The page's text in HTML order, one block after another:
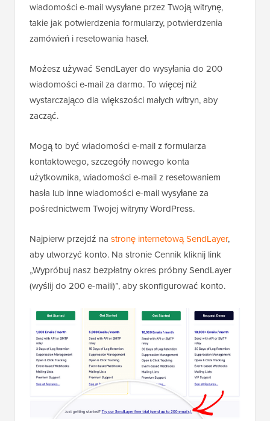
wiadomości e-mail wysyłane przez Twoją witrynę,
takie jak potwierdzenia formularzy, potwierdzenia
zamówień i resetowania haseł.
Możesz używać SendLayer do wysyłania do 200
wiadomości e-mail za darmo. To więcej niż
wystarczająco dla większości małych witryn, aby
zacząć.
Mogą to być wiadomości e-mail z formularza
kontaktowego, szczegóły nowego konta
użytkownika, wiadomości e-mail z resetowaniem
hasła lub inne wiadomości e-mail wysyłane za
pośrednictwem Twojej witryny WordPress.
Najpierw przejdź na stronę internetową SendLayer,
aby utworzyć konto. Na stronie Cennik kliknij link
„Wypróbuj nasz bezpłatny okres próbny SendLayer
(wyślij do 200 e-maili)”, aby skonfigurować konto.